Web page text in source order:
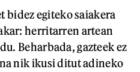
bidez egiteko saiakera
herritarren artean
Beharbada, gazteek ez
nik ikusi ditut adineko